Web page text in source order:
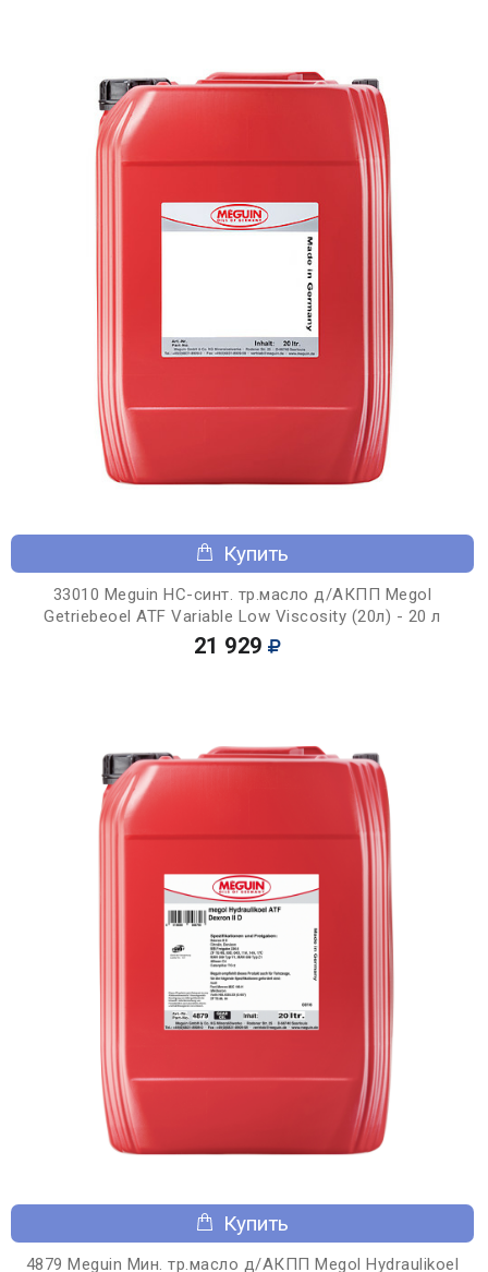
Купить
33010 Meguin НС-синт. тр.масло д/АКПП Megol
Getriebeoel ATF Variable Low Viscosity (20л) - 20 л
21 929
Купить
4879 Meguin Мин. тр.масло д/АКПП Megol Hydraulikoel